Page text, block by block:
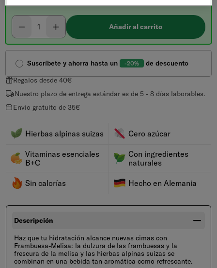
Saltar al final de Galería de productos
Seleccionar cantidad
Disminuir Aumentar Añadir al carrito
Suscríbete y ahorra hasta un -20%
de descuento
Regalos desde 40€
Nuestro plazo de entrega estándar es de 5 - 8 días laborables.
Envío gratuito de 35€
Hierbas alpinas suizas Cero azúcar
Vitaminas esenciales
B+C
Con ingredientes
naturales
Sin calorías Hecho en Alemania
Descripción
Haz que tu hidratación alcance nuevas cimas con
Frambuesa-Melisa: la dulzura de las frambuesas y la
frescura de la melisa y las hierbas alpinas suizas se
combinan en una bebida tan aromática como refrescante.